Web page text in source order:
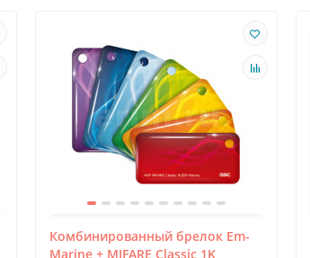
Комбинированный брелок Em-
Marine + MIFARE Classic 1K